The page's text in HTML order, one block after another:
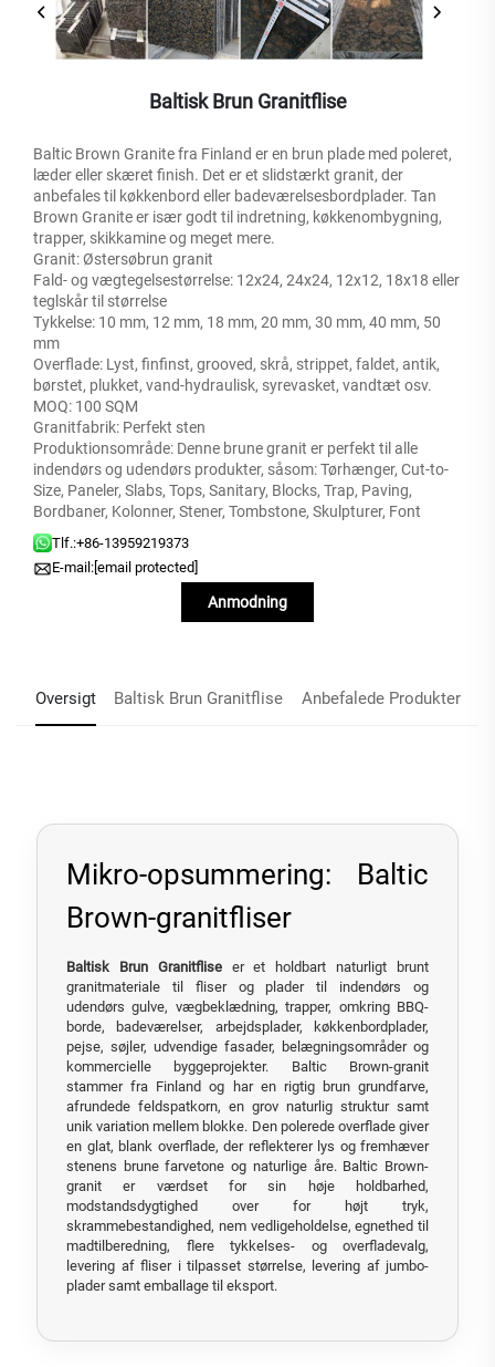
Baltisk Brun Granitflise
Baltic Brown Granite fra Finland er en brun plade med poleret,
læder eller skæret finish. Det er et slidstærkt granit, der
anbefales til køkkenbord eller badeværelsesbordplader. Tan
Brown Granite er især godt til indretning, køkkenombygning,
trapper, skikkamine og meget mere.
Granit: Østersøbrun granit
Fald- og vægtegelsestørrelse: 12x24, 24x24, 12x12, 18x18 eller
teglskår til størrelse
Tykkelse: 10 mm, 12 mm, 18 mm, 20 mm, 30 mm, 40 mm, 50
mm
Overflade: Lyst, finfinst, grooved, skrå, strippet, faldet, antik,
børstet, plukket, vand-hydraulisk, syrevasket, vandtæt osv.
MOQ: 100 SQM
Granitfabrik: Perfekt sten
Produktionsområde: Denne brune granit er perfekt til alle
indendørs og udendørs produkter, såsom: Tørhænger, Cut-to-
Size, Paneler, Slabs, Tops, Sanitary, Blocks, Trap, Paving,
Bordbaner, Kolonner, Stener, Tombstone, Skulpturer, Font
Tlf.:+86-13959219373
E-mail: [email protected]
Anmodning
Oversigt Baltisk Brun Granitflise Anbefalede Produkter
Mikro-opsummering: Baltic
Brown-granitfliser
Baltisk Brun Granitflise er et holdbart naturligt brunt
granitmateriale til fliser og plader til indendørs og
udendørs gulve, vægbeklædning, trapper, omkring BBQ-
borde, badeværelser, arbejdsplader, køkkenbordplader,
pejse, søjler, udvendige fasader, belægningsområder og
kommercielle byggeprojekter. Baltic Brown-granit
stammer fra Finland og har en rigtig brun grundfarve,
afrundede feldspatkorn, en grov naturlig struktur samt
unik variation mellem blokke. Den polerede overflade giver
en glat, blank overflade, der reflekterer lys og fremhæver
stenens brune farvetone og naturlige åre. Baltic Brown-
granit er værdset for sin høje holdbarhed,
modstandsdygtighed over for højt tryk,
skrammebestandighed, nem vedligeholdelse, egnethed til
madtilberedning, flere tykkelses- og overfladevalg,
levering af fliser i tilpasset størrelse, levering af jumbo-
plader samt emballage til eksport.